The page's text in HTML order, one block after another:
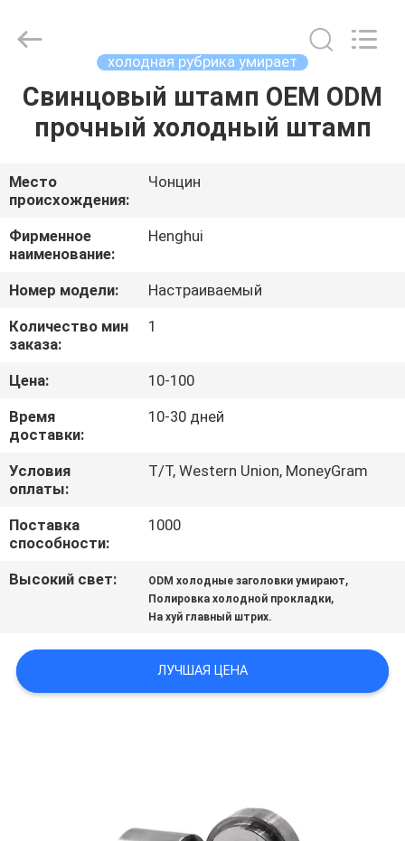
ДОМ
ВИДЕО
О
НАС
ПУТЕШЕСТВИЕ
ФАБРИКИ
ПРОВЕРКА
КАЧЕСТВА
СВЯЖИТЕСЬ
СПРОСИТЕ
Reserved.
холодная рубрика умирает
Свинцовый штамп OEM ODM
прочный холодный штамп
Место
происхождения:
Чонцин
Фирменное
наименование:
Henghui
Номер модели:
Настраиваемый
Количество мин
заказа:
1
Цена:
10-100
Время
доставки:
10-30 дней
Условия
оплаты:
T/T, Western Union, MoneyGram
Поставка
способности:
1000
Высокий свет: ODM холодные заголовки умирают,
Полировка холодной прокладки,
На хуй главный штрих.
ЛУЧШАЯ ЦЕНА